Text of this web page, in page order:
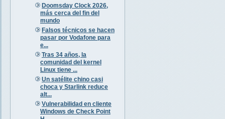
Doomsday Clock 2026,
más cerca del fin del
mundo
Falsos técnicos se hacen
pasar por Vodafone para
e...
Tras 34 años, la
comunidad del kernel
Linux tiene ...
Un satélite chino casi
choca y Starlink reduce
alt...
Vulnerabilidad en cliente
Windows de Check Point